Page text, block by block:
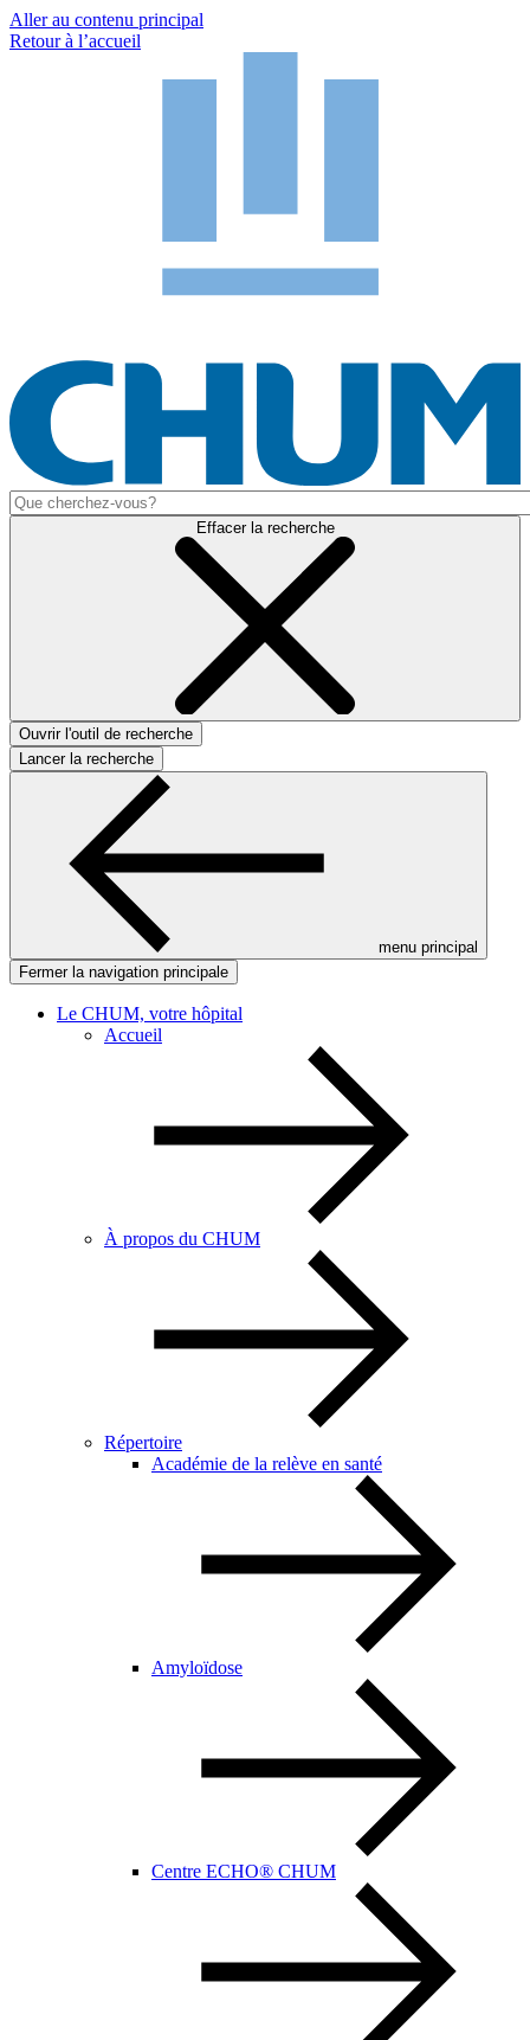
Aller au contenu principal
Retour à l’accueil
Effacer la recherche
Ouvrir l'outil de recherche
Lancer la recherche
menu principal
Fermer la navigation principale
Le CHUM, votre hôpital
Accueil
À propos du CHUM
Répertoire
Académie de la relève en santé
Amyloïdose
Centre ECHO® CHUM